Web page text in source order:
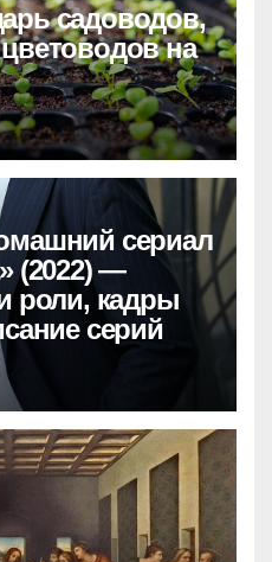
садоводов,
на
сериал
(2022) —
роли, кадры
серий